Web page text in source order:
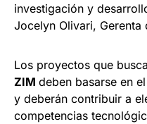
investigación y
Jocelyn Olivari,
Los proyectos que
ZIM deben basarse en
y deberán contribuir a
competencias